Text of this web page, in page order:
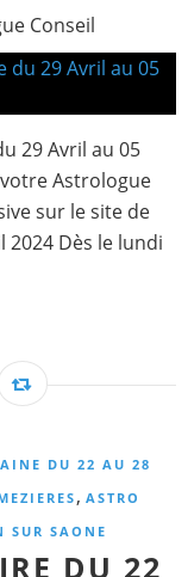
Conseil
29 Avril au 05
Astrologue
sur le site de
2024 Dès le lundi
DU 22 AU 28
, ASTRO
SUR SAONE
DU 22